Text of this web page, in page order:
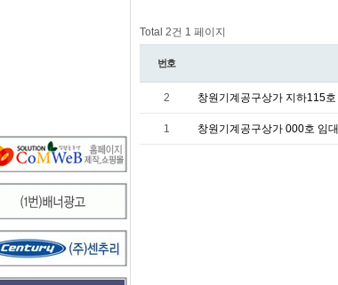
Total 2건 1 페이지
번호
2 창원기계공구상가 지하115호
1 창원기계공구상가 000호 임대